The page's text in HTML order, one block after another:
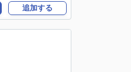
追加する